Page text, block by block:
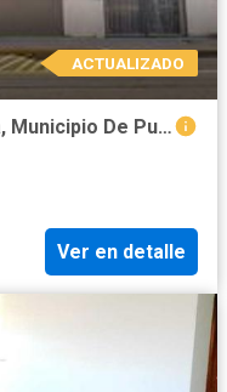
ACTUALIZADO
Casa en renta El Vergel, Puebla, Municipio De Puebla
Ver en detalle